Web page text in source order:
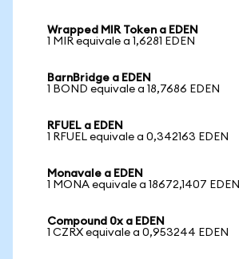
Wrapped MIR Token a EDEN
1 MIR equivale a 1,6281 EDEN
BarnBridge a EDEN
1 BOND equivale a 18,7686 EDEN
RFUEL a EDEN
1 RFUEL equivale a 0,342163 EDEN
Monavale a EDEN
1 MONA equivale a 18672,1407 EDEN
Compound 0x a EDEN
1 CZRX equivale a 0,953244 EDEN